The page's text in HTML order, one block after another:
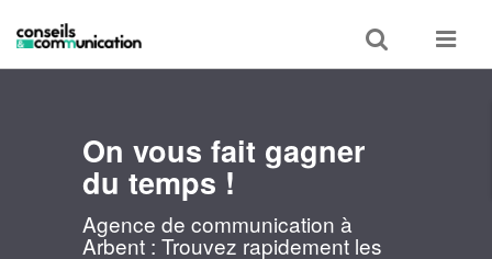
Toggle
search
Toggle
On vous fait gagner
du temps !
Agence de communication à
Arbent : Trouvez rapidement les